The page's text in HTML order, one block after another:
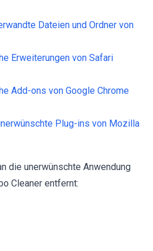
Dateien und Ordner von
Erweiterungen von Safari
Add-ons von Google Chrome
Plug-ins von Mozilla
die unerwünschte Anwendung
Cleaner entfernt: